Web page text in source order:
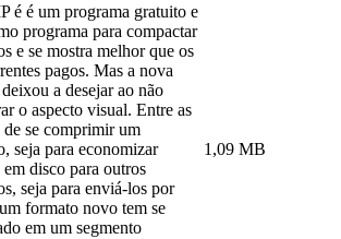
é é um programa gratuito e
programa para compactar
e se mostra melhor que os
pagos. Mas a nova
a desejar ao não
o aspecto visual. Entre as
de se comprimir um
seja para economizar
em disco para outros
seja para enviá-los por
formato novo tem se
em um segmento
1,09 MB